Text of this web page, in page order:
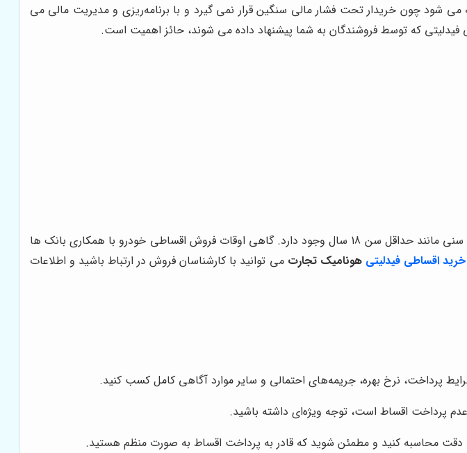
می شود چون خریدار تحت فشار مالی سنگین قرار نمی گیرد و با برنامه‌ریزی و مدیریت مالی می
فیدلیتی که توسط فروشندگان به شما پیشنهاد داده می شوند، حائز اهمیت است.
محدودیت های سنی: معمولاً برای ثبت نام در فروش اقساطی فیدلیتی و هر خودروی دیگری شرایط سنی مانند حداقل سن 18 سال وجود دارد. گاهی اوقات فروش اقساطی خودرو با همکاری بانک ها
اقساطی فیدلیتی هونامیک تجارت می توانید با کارشناسان فروش در ارتباط باشید و اطلاعات
پرداخت، نرخ بهره، جریمه‌های احتمالی و سایر موارد آگاهی کامل کسب کنید.
پرداخت اقساط است، توجه ویژه‌ای داشته باشید.
دقت محاسبه کنید و مطمئن شوید که قادر به پرداخت اقساط به صورت منظم هستید.